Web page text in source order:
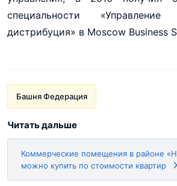
специальности
дистрибуция» в Moscow Business
Башня Федерация
Читать дальше
Коммерческие помещения в районе
можно купить по стоимости квартир